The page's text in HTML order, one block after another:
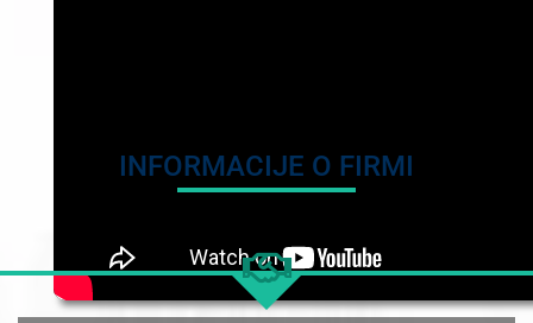
INFORMACIJE O FIRMI